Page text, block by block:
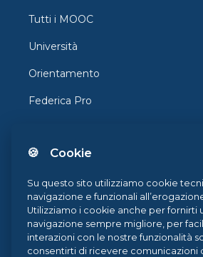
Tutti i MOOC
Università
Orientamento
Federica Pro
Federica Coursera
Accessibilità
Privacy
Termini e Condizioni
🍪 Cookie
Su questo sito utilizziamo cookie
navigazione e funzionali
Utilizziamo i cookie anche per fornirti
navigazione sempre migliore, per
interazioni con le nostre funzionalità
consentirti di ricevere comunicazioni